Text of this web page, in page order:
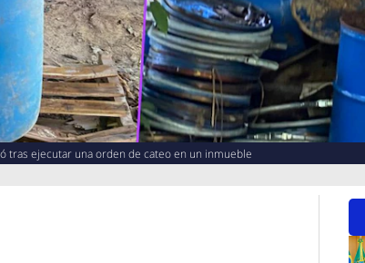
tras ejecutar una orden de cateo en un inmueble